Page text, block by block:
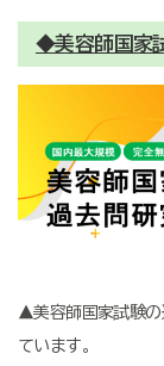
◆美容師国家
▲美容師国家試験の
ています。